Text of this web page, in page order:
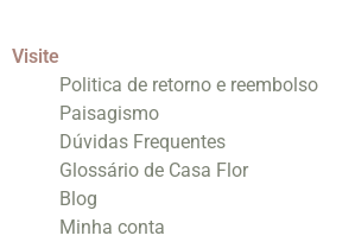
Visite
Politica de retorno e reembolso
Paisagismo
Dúvidas Frequentes
Glossário de Casa Flor
Blog
Minha conta